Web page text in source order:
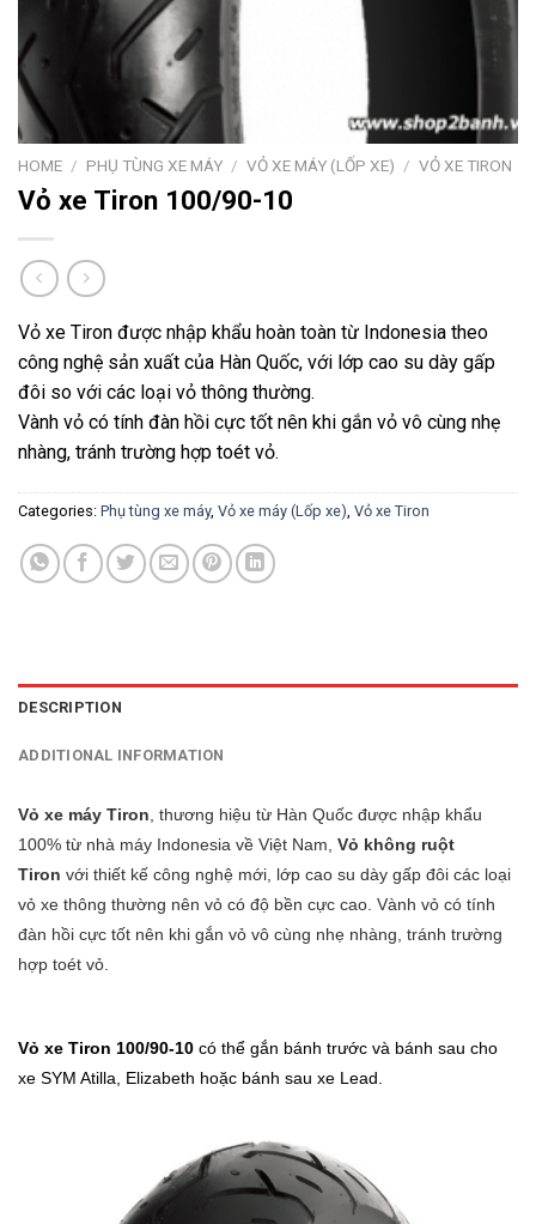
HOME / PHỤ TÙNG XE MÁY / VỎ XE MÁY (LỐP XE) / VỎ XE TIRON
Vỏ xe Tiron 100/90-10
Vỏ xe Tiron được nhập khẩu hoàn toàn từ Indonesia theo
công nghệ sản xuất của Hàn Quốc, với lớp cao su dày gấp
đôi so với các loại vỏ thông thường.
Vành vỏ có tính đàn hồi cực tốt nên khi gắn vỏ vô cùng nhẹ
nhàng, tránh trường hợp toét vỏ.
Categories: Phụ tùng xe máy, Vỏ xe máy (Lốp xe) Vỏ xe Tiron
DESCRIPTION
ADDITIONAL INFORMATION
Vỏ xe máy Tiron , thương hiệu từ Hàn Quốc được nhập khẩu
100% từ nhà máy Indonesia về Việt Nam, Vỏ không ruột
Tiron với thiết kế công nghệ mới, lớp cao su dày gấp đôi các loại
vỏ xe thông thường nên vỏ có độ bền cực cao. Vành vỏ có tính
đàn hồi cực tốt nên khi gắn vỏ vô cùng nhẹ nhàng, tránh trường
hợp toét vỏ.
Vỏ xe Tiron 100/90-10 có thể gắn bánh trước và bánh sau cho
xe SYM Atilla, Elizabeth hoặc bánh sau xe Lead.